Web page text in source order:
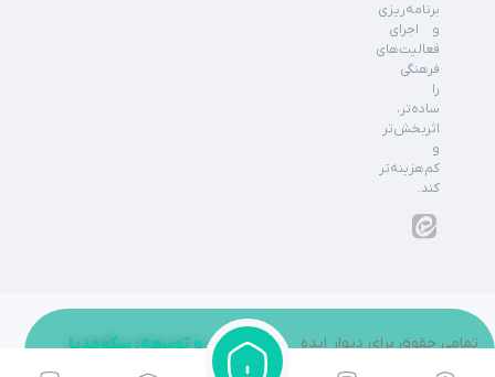
برنامه‌ریزی
و اجرای
فعالیت‌های
فرهنگی
را
ساده‌تر،
اثربخش‌تر
و
کم‌هزینه‌تر
کند.
تمامی حقوق برای دیوار ایده طراحی و توسعه: سکومدیا